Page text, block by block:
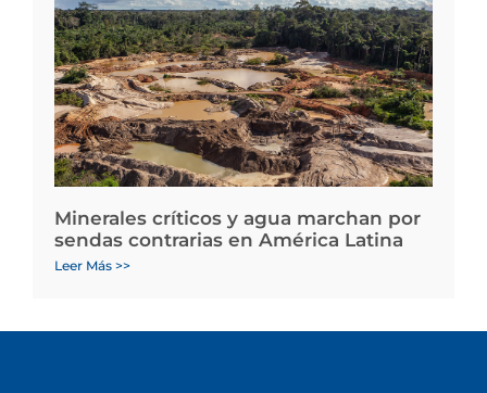
Minerales críticos y agua marchan por
sendas contrarias en América Latina
Leer Más >>